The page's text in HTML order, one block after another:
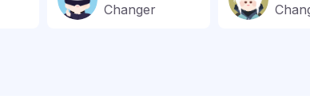
Changer